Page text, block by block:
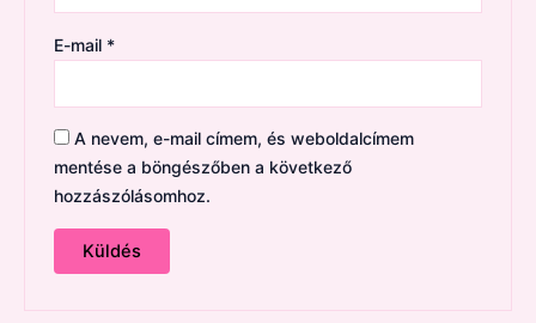
E-mail *
A nevem, e-mail címem, és weboldalcímem
mentése a böngészőben a következő
hozzászólásomhoz.